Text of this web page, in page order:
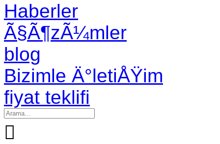
Haberler
Ã§Ã¶zÃ¼mler
blog
Bizimle Ä°letiÅŸim
fiyat teklifi
